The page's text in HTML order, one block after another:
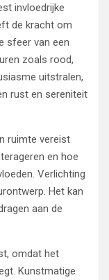
invloedrijke
de kracht om
sfeer van een
zoals rood,
uitstralen,
rust en sereniteit
ruimte vereist
en hoe
Verlichting
Het kan
aan de
omdat het
Kunstmatige